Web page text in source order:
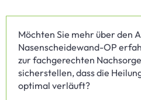
Möchten Sie mehr über den
Nasenscheidewand-OP
zur fachgerechten
sicherstellen, dass die
optimal verläuft?